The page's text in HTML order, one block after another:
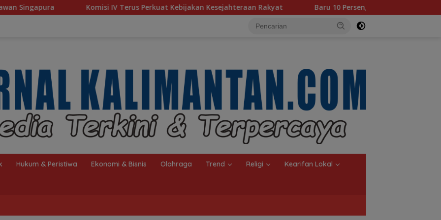
IV Terus Perkuat Kebijakan Kesejahteraan Rakyat Baru 10 Persen, Aktivasi IKD Banjarmasin Didorong Tuntas 90
Hukum & Peristiwa Ekonomi & Bisnis Olahraga Trend Religi Kearifan Lokal